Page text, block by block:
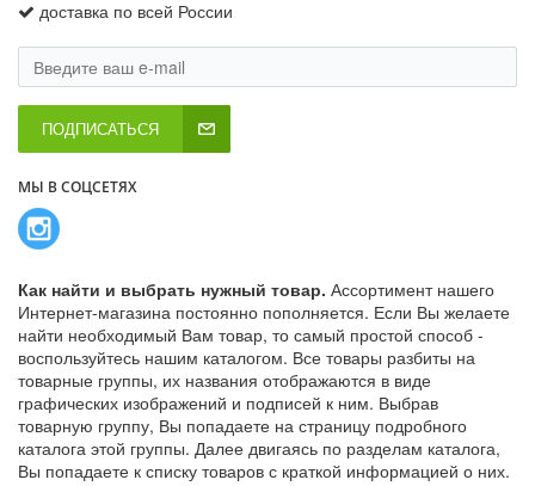
доставка по всей России
ПОДПИСАТЬСЯ
МЫ В СОЦСЕТЯХ
Как найти и выбрать нужный товар. Ассортимент нашего
Интернет-магазина постоянно пополняется. Если Вы желаете
найти необходимый Вам товар, то самый простой способ -
воспользуйтесь нашим каталогом. Все товары разбиты на
товарные группы, их названия отображаются в виде
графических изображений и подписей к ним. Выбрав
товарную группу, Вы попадаете на страницу подробного
каталога этой группы. Далее двигаясь по разделам каталога,
Вы попадаете к списку товаров с краткой информацией о них.